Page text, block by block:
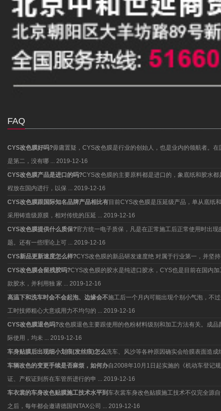
FAQ
CYS改色膜好吗?毋庸置疑，CYS改色膜是行业的创始人，也是业内的领航者。
是第二，没有哪 ... 2019-12-16
CYS改色膜产品是进口的吗?CYS改色膜的主要原料都是进口的，象底纸和胶水
程放在国内进行，以保 ... 2019-12-16
CYS改色膜跟国际知名品牌产品相比有目前CYS改色膜是压延级产品，单从底纸
采用铸造级原膜，相对传统的压延 ... 2019-12-16
CYS改色膜提供什么质保?官方统一电子质保，凡是在正常施工后正常使用时出
题。还有一些理论上可 ... 2019-12-16
CYS新品更新速度怎么样?CYS改色膜的新品研发速度绝 对属于行业第一，并坚
CYS改色膜会留残胶吗?CYS改色膜的胶水是纯进口胶水，CYS也是目前在国内
款胶水，并利用独 家 ... 2019-12-16
高温下和洗车时会不会起泡、边缘会不施工后一个月内可能出现个别小气泡，不
工时技师粗心大意或用力不均匀的 ... 2019-12-16
CYS改色膜退色吗?改色膜退色主要跟使用的色粉材料级别和加工方法有关。成
际使用，均未 ... 2019-12-16
车身贴膜后出现细小划痕(发丝痕)怎么洗车、风沙等各种原因确实会给膜表面造
车辆改色的变更手续是否麻烦，如何办自2008年10月1日起实施的《机动车登记
证、产权证到所在车管所进行的申 ... 2019-12-16
车衣裳的车身改色贴膜施工技术水平到 车衣裳车身改色贴膜施工技术不仅完全源
之后，每年都会邀请德国INTAX公司 ... 2019-12-16